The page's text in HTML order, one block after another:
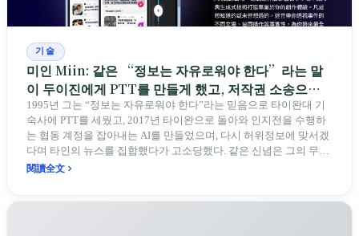
기술
미인 Miin: 같은 “정보는 자유로워야 한다”라는 말
이 두이진에게 PTT를 만들게 했고, 저작권 소송으로
도 이끌었다
1995년 그는 “정보는 자유로워야 한다”라는 믿음으로 타이완대 기
숙사에 PTT를 세웠고, 2017년 타이완으로 돌아와 인지전을 수행하
는 협동 계정을 잡아내는 AI를 만들었으며, 다시 허위정보에 맞서겠
다며 타인의 뉴스를 집합했다가 고소당했다. 같은 신념은 그의 무기
였고, 동시에 소송의 이유가 되었다. 그리고 타이완은 마침 전 세계
閱讀全文